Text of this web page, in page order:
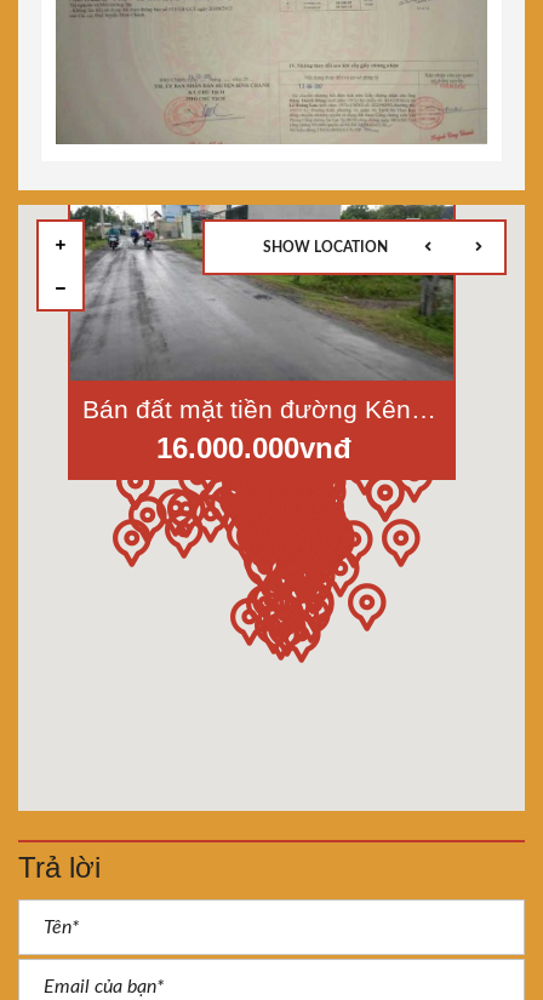
Bán đất mặt tiền đường Kênh T12, Tân Qúy Tây, Bình Chánh, diện tích 10x42m
16.000.000vnđ
SHOW LOCATION
Trả lời